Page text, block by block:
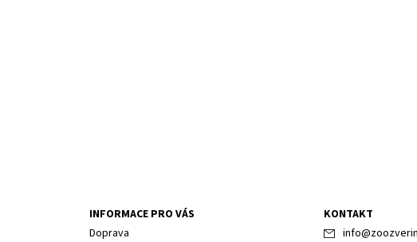
INFORMACE PRO VÁS
Doprava
KONTAKT
info@